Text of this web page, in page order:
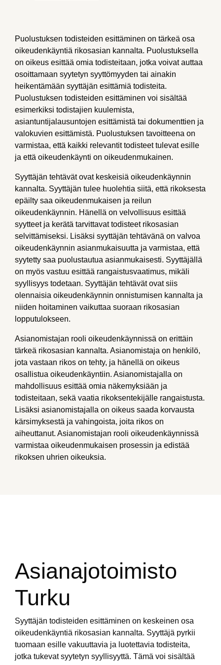
Puolustuksen todisteiden esittäminen on tärkeä osa
oikeudenkäyntiä rikosasian kannalta. Puolustuksella
on oikeus esittää omia todisteitaan, jotka voivat auttaa
osoittamaan syytetyn syyttömyyden tai ainakin
heikentämään syyttäjän esittämiä todisteita.
Puolustuksen todisteiden esittäminen voi sisältää
esimerkiksi todistajien kuulemista,
asiantuntijalausuntojen esittämistä tai dokumenttien ja
valokuvien esittämistä. Puolustuksen tavoitteena on
varmistaa, että kaikki relevantit todisteet tulevat esille
ja että oikeudenkäynti on oikeudenmukainen.
Syyttäjän tehtävät ovat keskeisiä oikeudenkäynnin
kannalta. Syyttäjän tulee huolehtia siitä, että rikoksesta
epäilty saa oikeudenmukaisen ja reilun
oikeudenkäynnin. Hänellä on velvollisuus esittää
syytteet ja kerätä tarvittavat todisteet rikosasian
selvittämiseksi. Lisäksi syyttäjän tehtävänä on valvoa
oikeudenkäynnin asianmukaisuutta ja varmistaa, että
syytetty saa puolustautua asianmukaisesti. Syyttäjällä
on myös vastuu esittää rangaistusvaatimus, mikäli
syyllisyys todetaan. Syyttäjän tehtävät ovat siis
olennaisia oikeudenkäynnin onnistumisen kannalta ja
niiden hoitaminen vaikuttaa suoraan rikosasian
lopputulokseen.
Asianomistajan rooli oikeudenkäynnissä on erittäin
tärkeä rikosasian kannalta. Asianomistaja on henkilö,
jota vastaan rikos on tehty, ja hänellä on oikeus
osallistua oikeudenkäyntiin. Asianomistajalla on
mahdollisuus esittää omia näkemyksiään ja
todisteitaan, sekä vaatia rikoksentekijälle rangaistusta.
Lisäksi asianomistajalla on oikeus saada korvausta
kärsimyksestä ja vahingoista, joita rikos on
aiheuttanut. Asianomistajan rooli oikeudenkäynnissä
varmistaa oikeudenmukaisen prosessin ja edistää
rikoksen uhrien oikeuksia.
Asianajotoimisto
Turku
Syyttäjän todisteiden esittäminen on keskeinen osa
oikeudenkäyntiä rikosasian kannalta. Syyttäjä pyrkii
tuomaan esille vakuuttavia ja luotettavia todisteita,
jotka tukevat syytetyn syyllisyyttä. Tämä voi sisältää